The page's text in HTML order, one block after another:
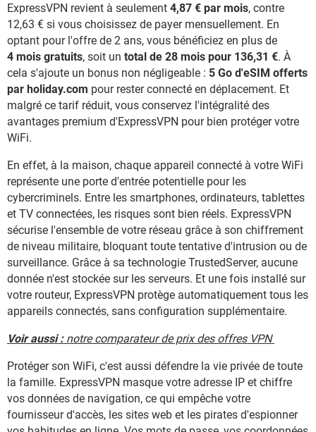
ExpressVPN revient à seulement 4,87 € par mois, contre
12,63 € si vous choisissez de payer mensuellement. En
optant pour l'offre de 2 ans, vous bénéficiez en plus de
4 mois gratuits, soit un total de 28 mois pour 136,31 €. À
cela s'ajoute un bonus non négligeable : 5 Go d'eSIM offerts
par holiday.com pour rester connecté en déplacement. Et
malgré ce tarif réduit, vous conservez l'intégralité des
avantages premium d'ExpressVPN pour bien protéger votre
WiFi.
En effet, à la maison, chaque appareil connecté à votre WiFi
représente une porte d'entrée potentielle pour les
cybercriminels. Entre les smartphones, ordinateurs, tablettes
et TV connectées, les risques sont bien réels. ExpressVPN
sécurise l'ensemble de votre réseau grâce à son chiffrement
de niveau militaire, bloquant toute tentative d'intrusion ou de
surveillance. Grâce à sa technologie TrustedServer, aucune
donnée n'est stockée sur les serveurs. Et une fois installé sur
votre routeur, ExpressVPN protège automatiquement tous les
appareils connectés, sans configuration supplémentaire.
Voir aussi : notre comparateur de prix des offres VPN
Protéger son WiFi, c'est aussi défendre la vie privée de toute
la famille. ExpressVPN masque votre adresse IP et chiffre
vos données de navigation, ce qui empêche votre
fournisseur d'accès, les sites web et les pirates d'espionner